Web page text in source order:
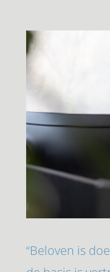
“Beloven is